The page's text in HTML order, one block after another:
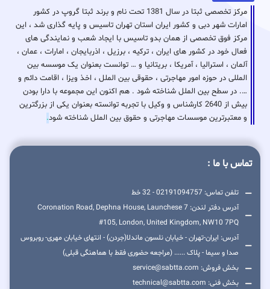
مرکز تخصصی ثبتا در سال 1381 تحت نام و برند ثبتا گروپ در کشور
امارات شهر دبی و کشور ایران استان تهران تاسیس و پایه گذاری شد ، این
مرکز فوق تخصصی از همان بدو تاسیس با ایجاد شعب و نمایندگی های
فعال خود در کشور های ایران ، ترکیه ، برزیل ، اذربایجان ، امارات ، عمان ،
آلمان ، استرالیا ، آمریکا ، بریتانیا و … توانست بعنوان یک موسسه بین
المللی در حوزه امور مهاجرتی ، حقوقی بین الملل ، اخذ ویزا ، اقامت دائم و
…. در سطح بین الملل شناخته شود . هم اکنون این مجموعه با دارا بودن
بیش از 2640 کارشناس و وکیل با تجربه توانسته بعنوان یکی از بزرگترین
و معتبرترین موسسات مهاجرتی و حقوق بین الملل شناخته شود.
تماس با ما :
تلفن تماس: 02191094757 - 32 خط
آدرس دفتر لندن: 7 Coronation Road, Dephna House, Launchese
#105, London, United Kingdom, NW10 7PQ
آدرس: ایران-تهران - خیابان نلسون ماندلا(جردن) - انتهای خیابان مهری- روبروس
صدا و سیما - پلاک ...... (مراجعه حضوری فقط با هماهنگی قبلی)
بخش فروش: service@sabtta.com
بخش فنی: technical@sabtta.com